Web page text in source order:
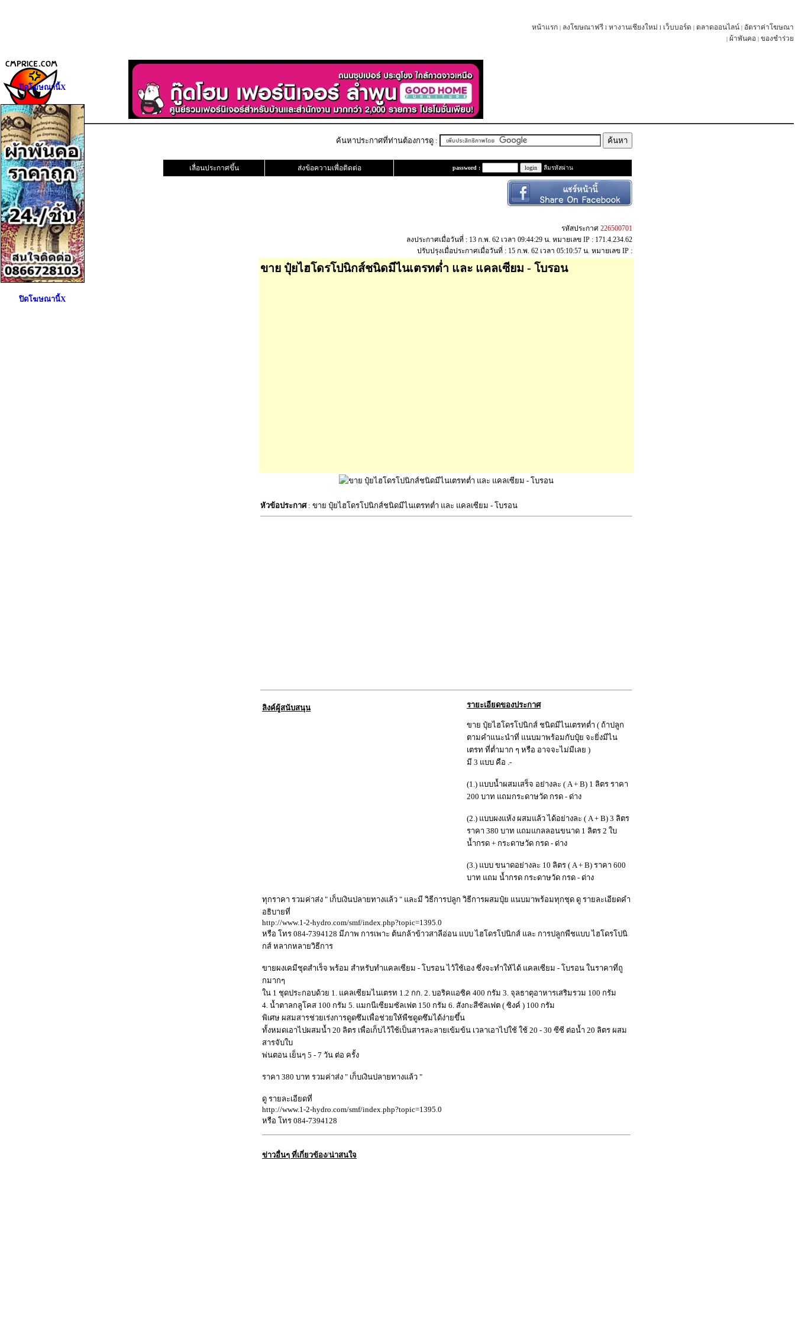
หน้าแรก | ลงโฆษณาฟรี l หางานเชียงใหม่ l เว็บบอร์ด | ตลาดออนไลน์ | อัตราค่าโฆษณา
| ผ้าพันคอ | ของชำร่วย
ค้นหาประกาศที่ท่านต้องการดู :
เลื่อนประกาศขึ้น ส่งข้อความเพื่อติดต่อ password : ลืมรหัสผ่าน
รหัสประกาศ 226500701
ลงประกาศเมื่อวันที่ : 13 ก.พ. 62 เวลา 09:44:29 น. หมายเลข IP : 171.4.234.62
ปรับปรุงเมื่อประกาศเมื่อวันที่ : 15 ก.พ. 62 เวลา 05:10:57 น. หมายเลข IP :
ขาย ปุ๋ยไฮโดรโปนิกส์ชนิดมีไนเตรทต่ำ และ แคลเซียม - โบรอน
หัวข้อประกาศ: ขาย ปุ๋ยไฮโดรโปนิกส์ชนิดมีไนเตรทต่ำ และ แคลเซียม - โบรอน
ลิงค์ผู้สนับสนุน รายะเอียดของประกาศ
ขาย ปุ๋ยไฮโดรโปนิกส์ ชนิดมีไนเตรทต่ำ ( ถ้าปลูก
ตามคำแนะนำที่ แนบมาพร้อมกับปุ๋ย จะยิ่งมีไน
เตรท ที่ต่ำมาก ๆ หรือ อาจจะไม่มีเลย )
มี 3 แบบ คือ .-
(1.) แบบน้ำผสมเสร็จ อย่างละ ( A + B) 1 ลิตร ราคา
200 บาท แถมกระดาษวัด กรด - ด่าง
(2.) แบบผงแห้ง ผสมแล้ว ได้อย่างละ ( A + B) 3 ลิตร
ราคา 380 บาท แถมแกลลอนขนาด 1 ลิตร 2 ใบ
น้ำกรด + กระดาษวัด กรด - ด่าง
(3.) แบบ ขนาดอย่างละ 10 ลิตร ( A + B) ราคา 600
บาท แถม น้ำกรด กระดาษวัด กรด - ด่าง
ทุกราคา รวมค่าส่ง " เก็บเงินปลายทางแล้ว " และมี วิธีการปลูก วิธีการผสมปุ๋ย แนบมาพร้อมทุกชุด ดู รายละเอียดคำ
อธิบายที่
http://www.1-2-hydro.com/smf/index.php?topic=1395.0
หรือ โทร 084-7394128 มีภาพ การเพาะ ต้นกล้าข้าวสาลีอ่อน แบบ ไฮโดรโปนิกส์ และ การปลูกพืชแบบ ไฮโดรโปนิ
กส์ หลากหลายวิธีการ
ขายผงเคมีชุดสำเร็จ พร้อม สำหรับทำแคลเซียม - โบรอน ไว้ใช้เอง ซึ่งจะทำให้ได้ แคลเซียม - โบรอน ในราคาที่ถู
กมากๆ
ใน 1 ชุดประกอบด้วย 1. แคลเซียมไนเตรท 1.2 กก. 2. บอริคแอซิค 400 กรัม 3. จุลธาตุอาหารเสริมรวม 100 กรัม
4. น้ำตาลกลูโคส 100 กรัม 5. แมกนีเซียมซัลเฟต 150 กรัม 6. สังกะสีซัลเฟต ( ซิงค์ ) 100 กรัม
พิเศษ ผสมสารช่วยเร่งการดูดซึมเพื่อช่วยให้พืชดูดซึมได้ง่ายขึ้น
ทั้งหมดเอาไปผสมน้ำ 20 ลิตร เพื่อเก็บไว้ใช้เป็นสารละลายเข้มข้น เวลาเอาไปใช้ ใช้ 20 - 30 ซีซี ต่อน้ำ 20 ลิตร ผสม
สารจับใบ
พ่นตอน เย็นๆ 5 - 7 วัน ต่อ ครั้ง
ราคา 380 บาท รวมค่าส่ง " เก็บเงินปลายทางแล้ว "
ดู รายละเอียดที่
http://www.1-2-hydro.com/smf/index.php?topic=1395.0
หรือ โทร 084-7394128
ข่าวอื่นๆ ที่เกี่ยวข้อง/น่าสนใจ
ปิดโฆษณานี้X
ปิดโฆษณานี้X